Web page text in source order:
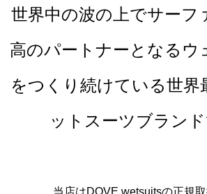
世界中の波の上でサーフ
高のパートナーとなるウ
をつくり続けている世界
ットスーツブラン
当店はDOVE wetsuitsの正規取